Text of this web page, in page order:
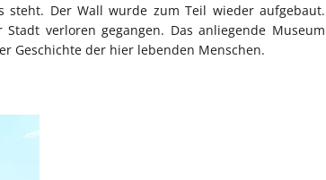
steht. Der Wall wurde zum Teil wieder aufgebaut.
verloren gegangen. Das anliegende Museum
Geschichte der hier lebenden Menschen.